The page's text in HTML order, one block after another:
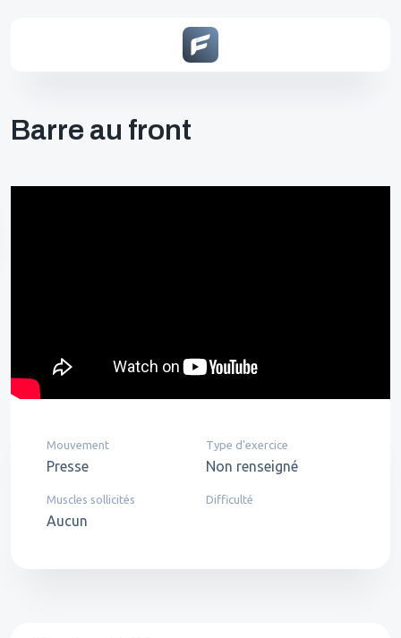
Barre au front
Mouvement
Presse
Type d'exercice
Non renseigné
Muscles sollicités
Aucun
Difficulté